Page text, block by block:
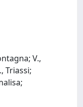
V.,
Triassi;